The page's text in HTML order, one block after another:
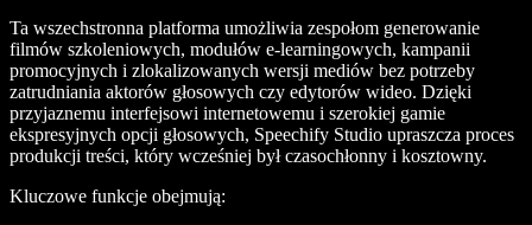
Ta wszechstronna platforma umożliwia zespołom generowanie
filmów szkoleniowych, modułów e-learningowych, kampanii
promocyjnych i zlokalizowanych wersji mediów bez potrzeby
zatrudniania aktorów głosowych czy edytorów wideo. Dzięki
przyjaznemu interfejsowi internetowemu i szerokiej gamie
ekspresyjnych opcji głosowych, Speechify Studio upraszcza proces
produkcji treści, który wcześniej był czasochłonny i kosztowny.
Kluczowe funkcje obejmują: